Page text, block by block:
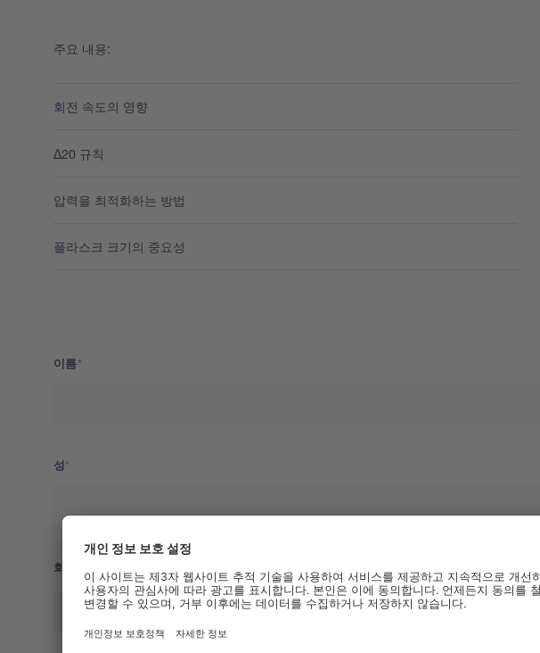
주요 내용:
회전 속도의 영향
Δ20 규칙
압력을 최적화하는 방법
플라스크 크기의 중요성
이름
성
회사명/학교명